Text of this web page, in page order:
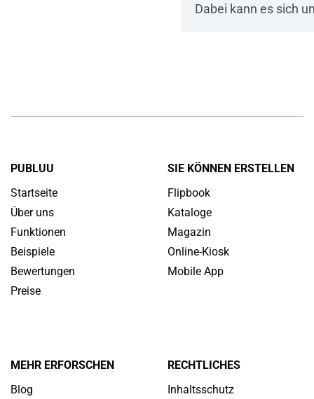
Dabei kann es sich
PUBLUU
Startseite
Über uns
Funktionen
Beispiele
Bewertungen
Preise
SIE KÖNNEN ERSTELLEN
Flipbook
Kataloge
Magazin
Online-Kiosk
Mobile App
MEHR ERFORSCHEN
Blog
RECHTLICHES
Inhaltsschutz